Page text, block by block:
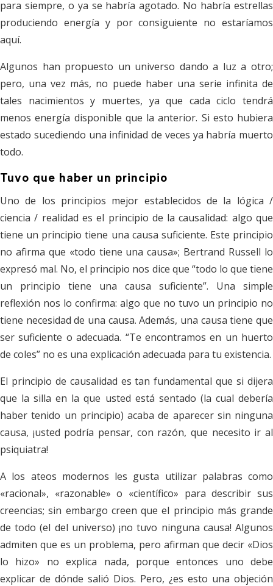
para siempre, o ya se habría agotado. No habría estrellas
produciendo energía y por consiguiente no estaríamos
aquí.
Algunos han propuesto un universo dando a luz a otro;
pero, una vez más, no puede haber una serie infinita de
tales nacimientos y muertes, ya que cada ciclo tendrá
menos energía disponible que la anterior. Si esto hubiera
estado sucediendo una infinidad de veces ya habría muerto
todo.
Tuvo que haber un principio
Uno de los principios mejor establecidos de la lógica /
ciencia / realidad es el principio de la causalidad: algo que
tiene un principio tiene una causa suficiente. Este principio
no afirma que «todo tiene una causa»; Bertrand Russell lo
expresó mal. No, el principio nos dice que “todo lo que tiene
un principio tiene una causa suficiente”. Una simple
reflexión nos lo confirma: algo que no tuvo un principio no
tiene necesidad de una causa. Además, una causa tiene que
ser suficiente o adecuada. “Te encontramos en un huerto
de coles” no es una explicación adecuada para tu existencia.
El principio de causalidad es tan fundamental que si dijera
que la silla en la que usted está sentado (la cual debería
haber tenido un principio) acaba de aparecer sin ninguna
causa, ¡usted podría pensar, con razón, que necesito ir al
psiquiatra!
A los ateos modernos les gusta utilizar palabras como
«racional», «razonable» o «científico» para describir sus
creencias; sin embargo creen que el principio más grande
de todo (el del universo) ¡no tuvo ninguna causa! Algunos
admiten que es un problema, pero afirman que decir «Dios
lo hizo» no explica nada, porque entonces uno debe
explicar de dónde salió Dios. Pero, ¿es esto una objeción